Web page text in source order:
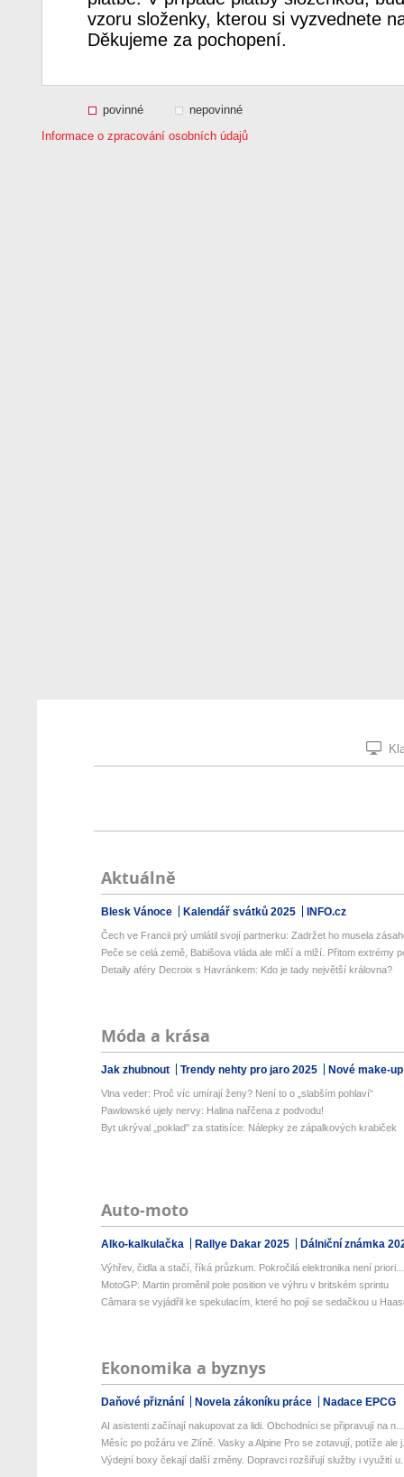
vzoru složenky, kterou si vyzvednete
Děkujeme za pochopení.
povinné
nepovinné
Informace o zpracování osobních údajů
Aktuálně
Blesk Vánoce Kalendář svátků 2025 INFO.cz
Čech ve Francii prý umlátil svojí partnerku: Zadržet ho musela
Peče se celá země, Babišova vláda ale mlčí a mlží. Přitom extrémy
Detaily aféry Decroix s Havránkem: Kdo je tady největší královna?
Móda a krása
Jak zhubnout Trendy nehty pro jaro 2025 Nové make-
Vlna veder: Proč víc umírají ženy? Není to o „slabším pohlaví“
Pawlowské ujely nervy: Halina nařčena z podvodu!
Byt ukrýval „poklad" za statisíce: Nálepky ze zápalkových krabiček
Auto-moto
Alko-kalkulačka Rallye Dakar 2025 Dálniční známka
Výhřev, čidla a stačí, říká průzkum. Pokročilá elektronika není priori...
MotoGP: Martin proměnil pole position ve výhru v britském sprintu
Câmara se vyjádřil ke spekulacím, které ho pojí se sedačkou u
Ekonomika a byznys
Daňové přiznání Novela zákoníku práce Nadace EPCG
AI asistenti začínají nakupovat za lidi. Obchodníci se připravují na n...
Měsíc po požáru ve Zlíně. Vasky a Alpine Pro se zotavují, potíže ale
Výdejní boxy čekají další změny. Dopravci rozšiřují služby i využití